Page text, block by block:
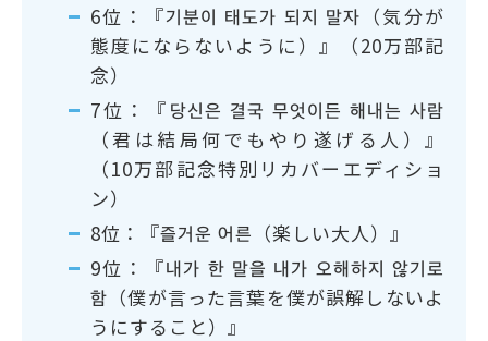
6位：『기분이 태도가 되지 말자（気分が
態度にならないように）』（20万部記
念）
7位：『당신은 결국 무엇이든 해내는 사람
（君は結局何でもやり遂げる人）』
（10万部記念特別リカバーエディショ
ン）
8位：『즐거운 어른（楽しい大人）』
9位：『내가 한 말을 내가 오해하지 않기로
함（僕が言った言葉を僕が誤解しないよ
うにすること）』